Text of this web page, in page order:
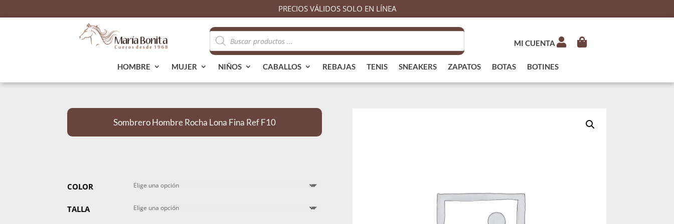
PRECIOS VÁLIDOS SOLO EN LÍNEA
Búsqueda
de
productos
MI CUENTA
HOMBRE MUJER NIÑOS CABALLOS REBAJAS TENIS SNEAKERS ZAPATOS BOTAS BOTINES
Sombrero Hombre Rocha Lona Fina Ref F10
COLOR
TALLA